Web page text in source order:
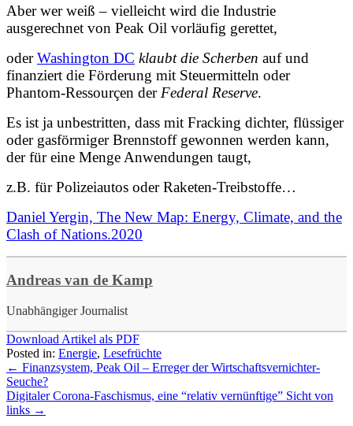
Aber wer weiß – vielleicht wird die Industrie
ausgerechnet von Peak Oil vorläufig gerettet,
oderWashington DC klaubt die Scherben auf und
finanziert die Förderung mit Steuermitteln oder
Phantom-Ressourçen derFederal Reserve.
Es ist ja unbestritten, dass mit Fracking dichter, flüssiger
oder gasförmiger Brennstoff gewonnen werden kann,
der für eine Menge Anwendungen taugt,
z.B. für Polizeiautos oder Raketen-Treibstoffe…
Daniel Yergin, The New Map: Energy, Climate, and the
Clash of Nations.2020
Andreas van de Kamp
Unabhängiger Journalist
Download Artikel als PDF
Posted in: Energie, Lesefrüchte
← Finanzsystem, Peak Oil – Erreger der Wirtschaftsvernichter-
Seuche?
Digitaler Corona-Faschismus, eine “relativ vernünftige” Sicht von
links →